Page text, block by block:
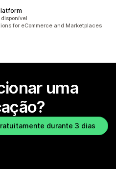
for eCommerce and Marketplaces
uma
durante 3 dias